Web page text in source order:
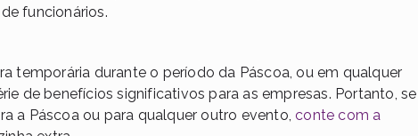
funcionários.
temporária durante o período da Páscoa, ou em qualquer
de benefícios significativos para as empresas. Portanto, se
a Páscoa ou para qualquer outro evento,conte com a